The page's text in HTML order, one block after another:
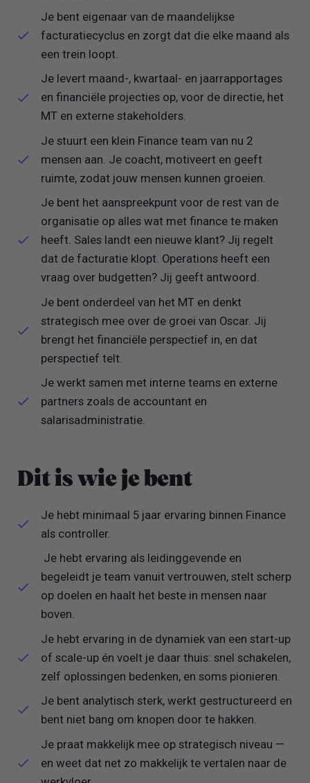
Je bent eigenaar van de maandelijkse
facturatiecyclus en zorgt dat die elke maand als
een trein loopt.
Je levert maand-, kwartaal- en jaarrapportages
en financiële projecties op, voor de directie, het
MT en externe stakeholders.
Je stuurt een klein Finance team van nu 2
mensen aan. Je coacht, motiveert en geeft
ruimte, zodat jouw mensen kunnen groeien.
Je bent het aanspreekpunt voor de rest van de
organisatie op alles wat met finance te maken
heeft. Sales landt een nieuwe klant? Jij regelt
dat de facturatie klopt. Operations heeft een
vraag over budgetten? Jij geeft antwoord.
Je bent onderdeel van het MT en denkt
strategisch mee over de groei van Oscar. Jij
brengt het financiële perspectief in, en dat
perspectief telt.
Je werkt samen met interne teams en externe
partners zoals de accountant en
salarisadministratie.
Dit is wie je bent
Je hebt minimaal 5 jaar ervaring binnen Finance
als controller.
Je hebt ervaring als leidinggevende en
begeleidt je team vanuit vertrouwen, stelt scherp
op doelen en haalt het beste in mensen naar
boven.
Je hebt ervaring in de dynamiek van een start-up
of scale-up én voelt je daar thuis: snel schakelen,
zelf oplossingen bedenken, en soms pionieren.
Je bent analytisch sterk, werkt gestructureerd en
bent niet bang om knopen door te hakken.
Je praat makkelijk mee op strategisch niveau —
en weet dat net zo makkelijk te vertalen naar de